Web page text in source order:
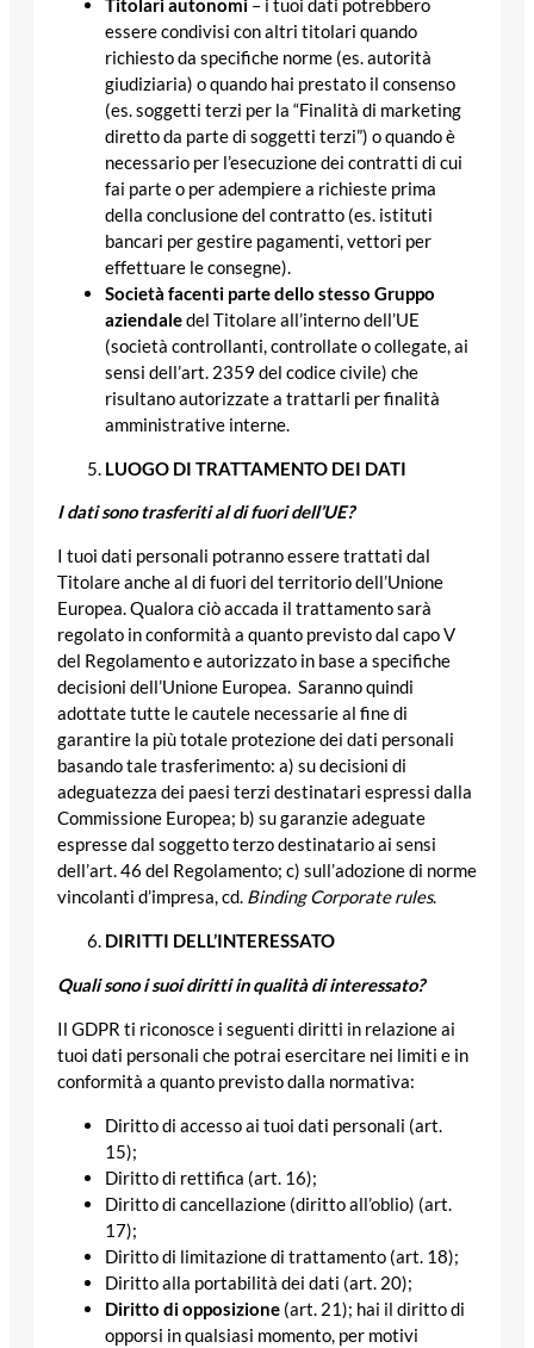
Titolari autonomi – i tuoi dati potrebbero
essere condivisi con altri titolari quando
richiesto da specifiche norme (es. autorità
giudiziaria) o quando hai prestato il consenso
(es. soggetti terzi per la “Finalità di marketing
diretto da parte di soggetti terzi”) o quando è
necessario per l’esecuzione dei contratti di cui
fai parte o per adempiere a richieste prima
della conclusione del contratto (es. istituti
bancari per gestire pagamenti, vettori per
effettuare le consegne).
Società facenti parte dello stesso Gruppo
aziendaledel Titolare all’interno dell’UE
(società controllanti, controllate o collegate, ai
sensi dell’art. 2359 del codice civile) che
risultano autorizzate a trattarli per finalità
amministrative interne.
LUOGO DI TRATTAMENTO DEI DATI
I dati sono trasferiti al di fuori dell’UE?
I tuoi dati personali potranno essere trattati dal
Titolare anche al di fuori del territorio dell’Unione
Europea. Qualora ciò accada il trattamento sarà
regolato in conformità a quanto previsto dal capo V
del Regolamento e autorizzato in base a specifiche
decisioni dell’Unione Europea. Saranno quindi
adottate tutte le cautele necessarie al fine di
garantire la più totale protezione dei dati personali
basando tale trasferimento: a) su decisioni di
adeguatezza dei paesi terzi destinatari espressi dalla
Commissione Europea; b) su garanzie adeguate
espresse dal soggetto terzo destinatario ai sensi
dell’art. 46 del Regolamento; c) sull’adozione di norme
vincolanti d’impresa, cd. Binding Corporate rules.
DIRITTI DELL’INTERESSATO
Quali sono i suoi diritti in qualità di interessato?
Il GDPR ti riconosce i seguenti diritti in relazione ai
tuoi dati personali che potrai esercitare nei limiti e in
conformità a quanto previsto dalla normativa:
Diritto di accesso ai tuoi dati personali (art.
15);
Diritto di rettifica (art. 16);
Diritto di cancellazione (diritto all’oblio) (art.
17);
Diritto di limitazione di trattamento (art. 18);
Diritto alla portabilità dei dati (art. 20);
Diritto di opposizione (art. 21); hai il diritto di
opporsi in qualsiasi momento, per motivi